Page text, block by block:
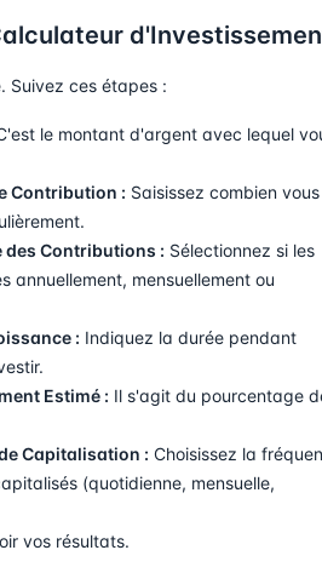
Suivez ces étapes :
le montant d'argent avec lequel
Contribution : Saisissez combien vous
des Contributions : Sélectionnez si les
annuellement, mensuellement ou
: Indiquez la durée pendant
Estimé : Il s'agit du pourcentage
Capitalisation : Choisissez la
(quotidienne, mensuelle,
vos résultats.